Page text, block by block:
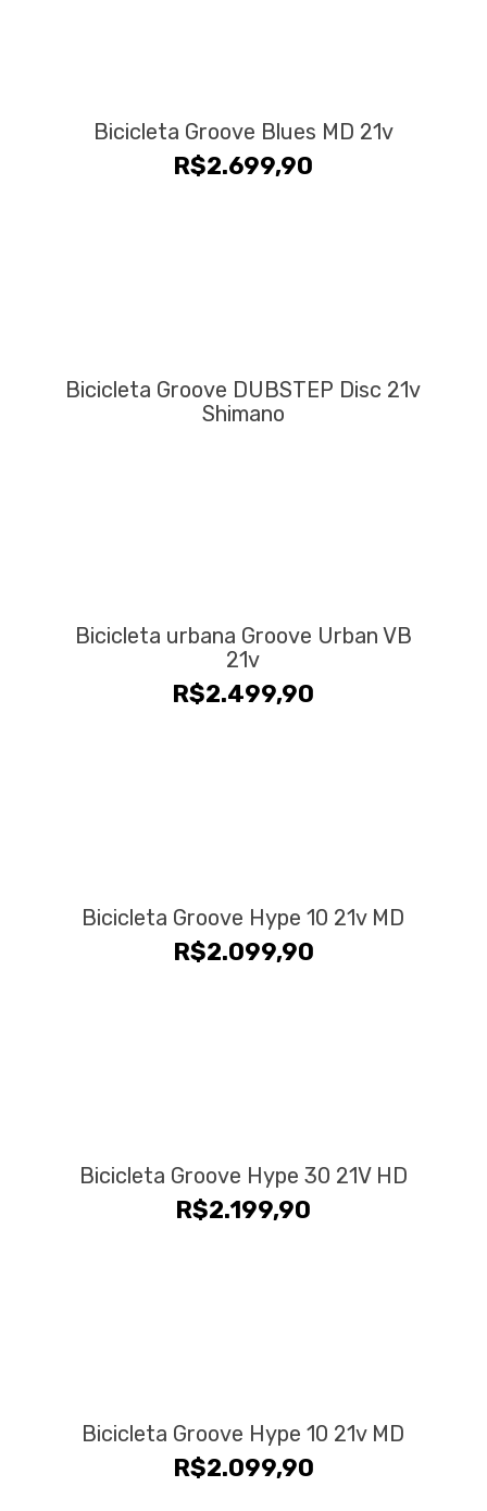
Bicicleta Groove Blues MD 21v
R$2.699,90
Bicicleta Groove DUBSTEP Disc 21v
Shimano
Bicicleta urbana Groove Urban VB
21v
R$2.499,90
Bicicleta Groove Hype 10 21v MD
R$2.099,90
Bicicleta Groove Hype 30 21V HD
R$2.199,90
Bicicleta Groove Hype 10 21v MD
R$2.099,90